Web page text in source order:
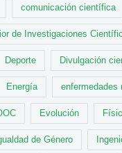
comunicación científica
de Investigaciones
Deporte Divulgación
Energía enfermedades
Evolución
de Género